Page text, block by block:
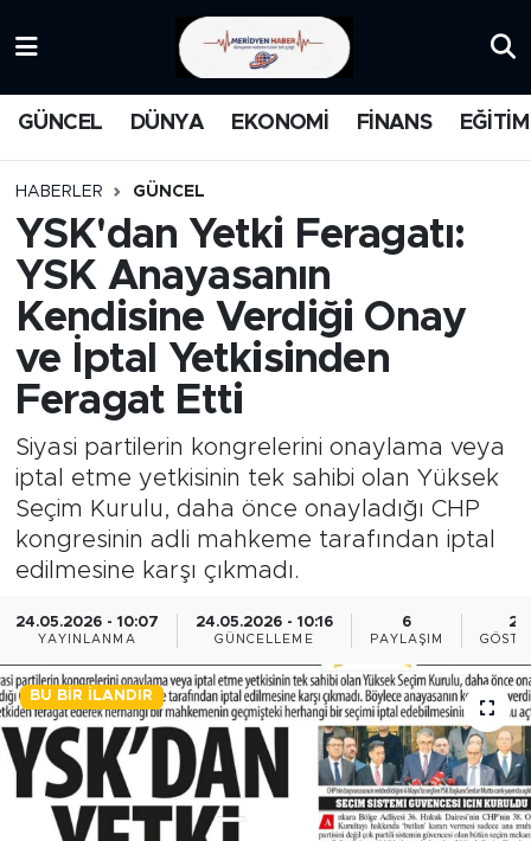
GÜNCEL DÜNYA EKONOMİ FİNANS EĞİTİM
HABERLER GÜNCEL
YSK'dan Yetki Feragatı:
YSK Anayasanın
Kendisine Verdiği Onay
ve İptal Yetkisinden
Feragat Etti
Siyasi partilerin kongrelerini onaylama veya
iptal etme yetkisinin tek sahibi olan Yüksek
Seçim Kurulu, daha önce onayladığı CHP
kongresinin adli mahkeme tarafından iptal
edilmesine karşı çıkmadı.
24.05.2026 - 10:07
YAYINLANMA
24.05.2026 - 10:16
GÜNCELLEME
6
PAYLAŞIM
28
BU BIR İLANDIR
MEDYA
FİNANS
DÜNYA
GÜNCEL
KARİKATÜR
BİLİM-TEKNOLOJİ
RÖPÖRTAJ
ANALİZ
NOSTALJİ
KULİS
Trafik Durumu
Süper Lig Puan Durumu ve Fikstür
Tüm Manşetler
Son Dakika Haberleri
Haber Arşivi